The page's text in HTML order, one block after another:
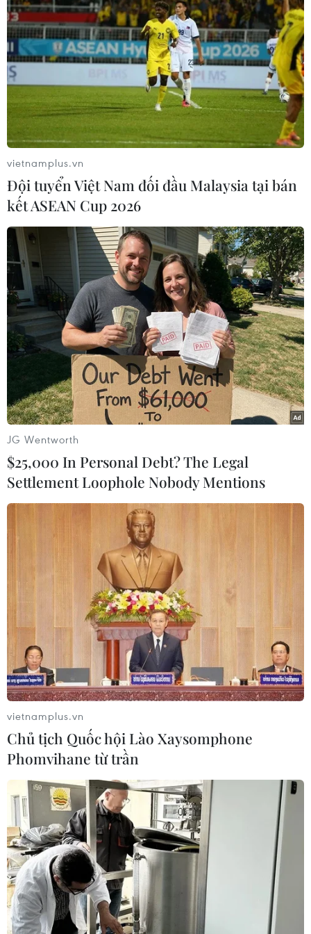
Bầu cử Hạ viện Pháp: Thủ tướng Đức
Merkel chúc mừng ông Macron
12/06/2017 01:55
Thủ tướng Đức Angela Merkel đã chúc mừng Tổng
thống Macron về "thành công to lớn" của REM sau khi
những dự báo cho thấy đảng này sẽ giành được đa số
áp đảo tại Hạ viện.
Cử tri Pháp đi bỏ phiếu vòng hai, tỷ lệ
vắng mặt tăng kỷ lục
18/06/2017 01:56
Sáng 18/6 (theo giờ địa phương), cử tri Pháp bắt đầu đi
bỏ phiếu vòng hai cuộc bầu cử Hạ viện Pháp để bầu ra
577 nghị sỹ Quốc hội.
Bầu cử Hạ viện Pháp: Số cử tri vắng mặt
cao kỷ lục kể từ năm 1997
vietnamplus.vn
Đội tuyển Việt Nam đối đầu Malaysia tại bán
kết ASEAN Cup 2026
JG Wentworth
$25,000 In Personal Debt? The Legal
Settlement Loophole Nobody Mentions
vietnamplus.vn
Chủ tịch Quốc hội Lào Xaysomphone
Phomvihane từ trần